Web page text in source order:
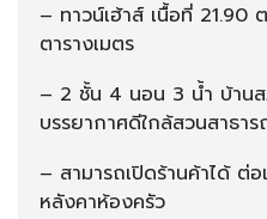
– ทาวน์เฮ้าส์ เนื้อที่ 21.90
ตารางเมตร
– 2 ชั้น 4 นอน 3 น้ำ บ้าน
บรรยากาศดีใกล้สวนสาธา
– สามารถเปิดร้านค้าได้ ต่
หลังคาห้องครัว